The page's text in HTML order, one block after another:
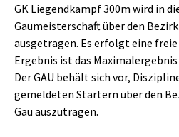
GK Liegendkampf 300m wird in
Gaumeisterschaft über den
ausgetragen. Es erfolgt eine freie
Ergebnis ist das
Der GAU behält sich vor,
gemeldeten Startern über den
Gau auszutragen.